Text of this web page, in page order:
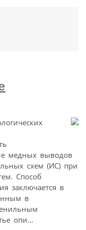
медных выводов
схем (ИС) при
Способ
заключается в
в
опи...